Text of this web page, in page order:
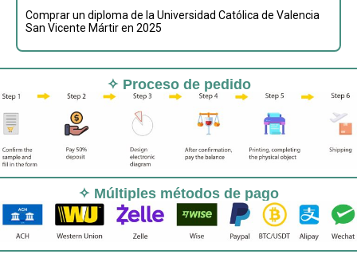
Comprar un diploma de la Universidad Católica de Valencia
San Vicente Mártir en 2025
✧ Proceso de pedido
✧ Múltiples métodos de pago